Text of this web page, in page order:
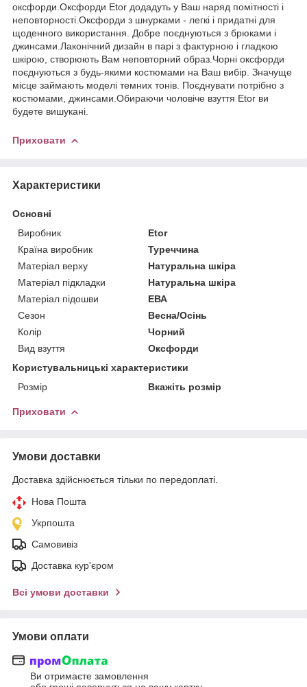
оксфорди.Оксфорди Etor додадуть у Ваш наряд помітності і
неповторності.Оксфорди з шнурками - легкі і придатні для
щоденного використання. Добре поєднуються з брюками і
джинсами.Лаконічний дизайн в парі з фактурною і гладкою
шкірою, створюють Вам неповторний образ.Чорні оксфорди
поєднуються з будь-якими костюмами на Ваш вибір. Значуще
місце займають моделі темних тонів. Поєднувати потрібно з
костюмами, джинсами.Обираючи чоловіче взуття Etor ви
будете вишукані.
Приховати
Характеристики
Основні
Виробник
Etor
Країна виробник
Туреччина
Матеріал верху
Натуральна шкіра
Матеріал підкладки
Натуральна шкіра
Матеріал підошви
ЕВА
Сезон
Весна/Осінь
Колір
Чорний
Вид взуття
Оксфорди
Користувальницькі характеристики
Розмір
Вкажіть розмір
Приховати
Умови доставки
Доставка здійснюється тільки по передоплаті.
Нова Пошта
Укрпошта
Самовивіз
Доставка кур'єром
Всі умови доставки
Умови оплати
Ви отримаєте замовлення